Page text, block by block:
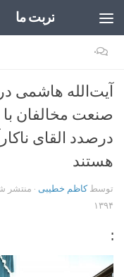
تربت ما
۰
آیت‌الله هاشمی
صنعت مخالفان با
درصدد القای
هستند
توسطکاظم خطیبی · منتشر
۱۳۹۴
: